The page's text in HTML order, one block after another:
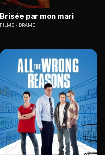
Brisée par mon mari
FILMS DRAME